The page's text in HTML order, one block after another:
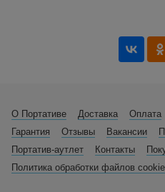
О Портативе Доставка Оплата
Гарантия
Отзывы Вакансии
Портатив-аутлет
Контакты
Политика обработки файлов cookie